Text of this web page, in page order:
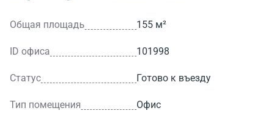
Общая площадь 155 м²
ID офиса 101998
Статус Готово к въезду
Тип помещения Офис